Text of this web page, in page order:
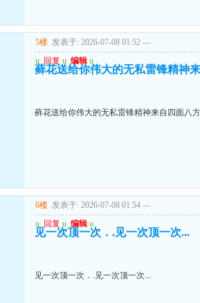
5楼 发表于: 2026-07-08 01:52 ---
u 回复 u 编辑 u
藓花送给你伟大的无私雷锋精神
藓花送给你伟大的无私雷锋精神来自四面八
6楼 发表于: 2026-07-08 01:54 ---
u 回复 u 编辑 u
见一次顶一次．.见一次顶一次...
见一次顶一次．.见一次顶一次...